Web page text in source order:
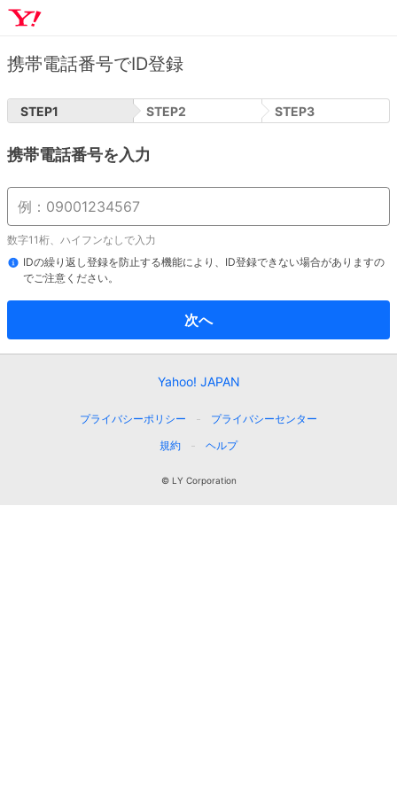
携帯電話番号でID登録
STEP1 STEP2 STEP3
携帯電話番号を入力
数字11桁、ハイフンなしで入力
IDの繰り返し登録を防止する機能により、ID登録できない場合がありますの
でご注意ください。
次へ
Yahoo! JAPAN
プライバシーポリシー
プライバシーセンター
規約
ヘルプ
© LY Corporation